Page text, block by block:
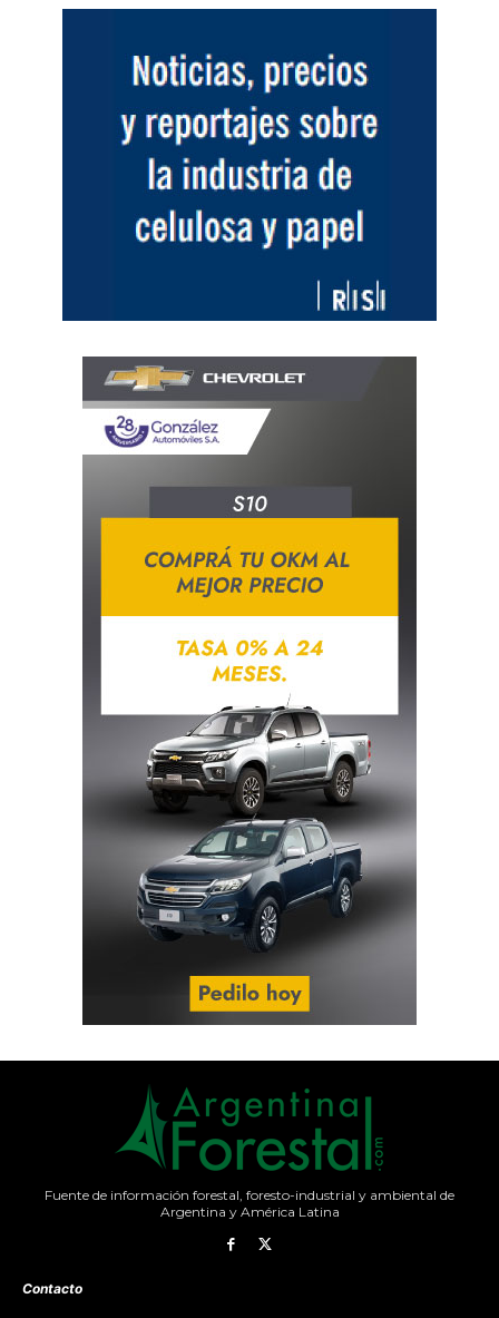
Fuente de información forestal, foresto-industrial y ambiental de
Argentina y América Latina
Contacto